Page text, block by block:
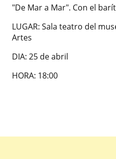
"De Mar a Mar". Con el
LUGAR: Sala teatro del
Artes
DIA: 25 de abril
HORA: 18:00